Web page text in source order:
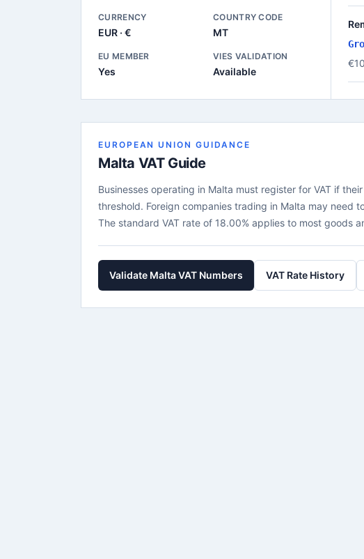
CURRENCY
EUR · €
COUNTRY CODE
MT
EU MEMBER
Yes
VIES VALIDATION
Available
EUROPEAN UNION GUIDANCE
Malta VAT Guide
Businesses operating in Malta must register for VAT if
threshold. Foreign companies trading in Malta may need
The standard VAT rate of 18.00% applies to most goods
Validate Malta VAT Numbers VAT Rate History